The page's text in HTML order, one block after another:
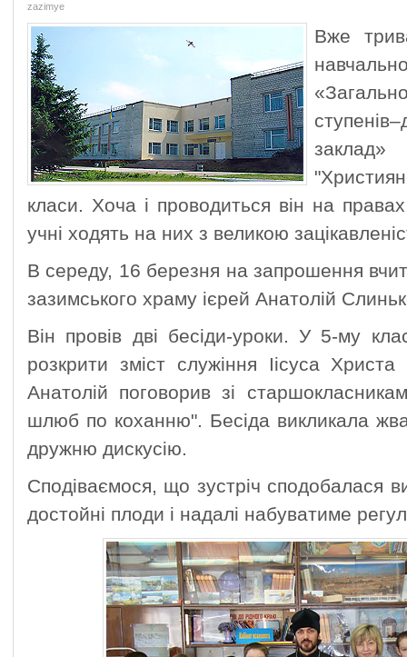
zazimye
Вже
заклад»
класи. Хоча і проводиться він на
учні ходять на них з великою
В середу, 16 березня на запрошення
зазимського храму ієрей Анатолій
Він провів дві бесіди-уроки. У 5-му
розкрити зміст служіння Іісуса
Анатолій поговорив зі
шлюб по коханню". Бесіда викликала
дружню дискусію.
Сподіваємося, що зустріч сподобалася
достойні плоди і надалі набуватиме